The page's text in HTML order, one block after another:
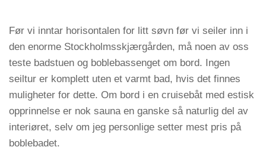
Før vi inntar horisontalen for litt søvn før vi seiler inn i
den enorme Stockholmsskjærgården, må noen av oss
teste badstuen og boblebassenget om bord. Ingen
seiltur er komplett uten et varmt bad, hvis det finnes
muligheter for dette. Om bord i en cruisebåt med estisk
opprinnelse er nok sauna en ganske så naturlig del av
interiøret, selv om jeg personlige setter mest pris på
boblebadet.